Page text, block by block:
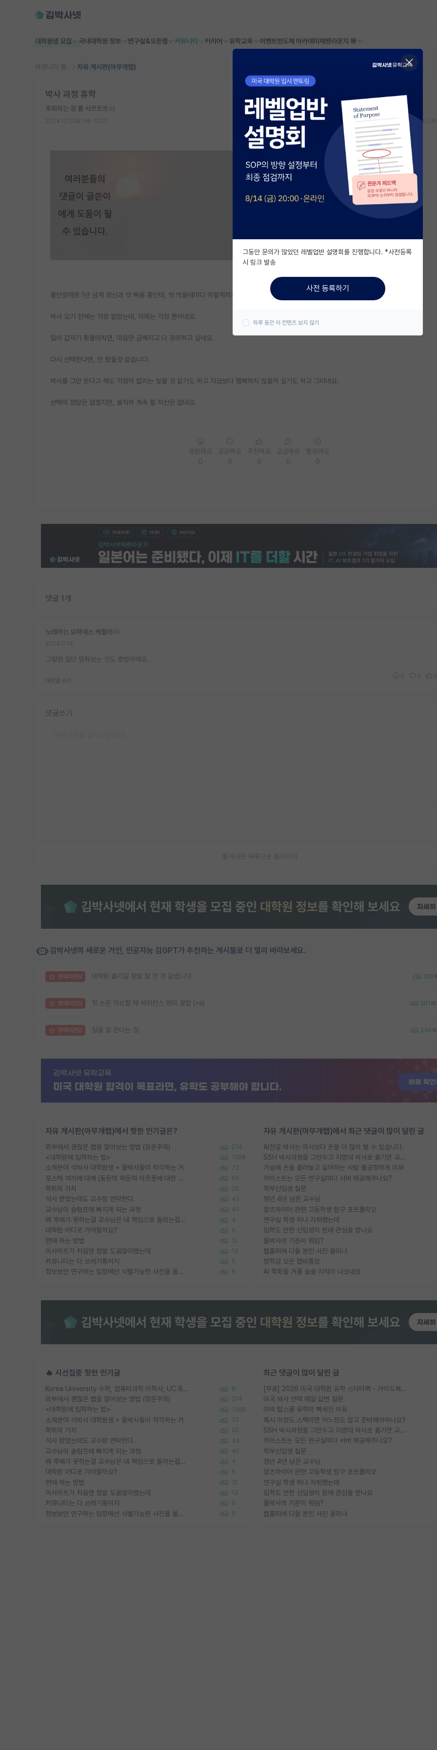
대학원생 모집 국내대학원 정보 연구실&오픈랩 커뮤니티 커리어 유학교육 이벤트반도체 아카데미 재팬라운지 🌸
커뮤니티 홈 자유 게시판(아무개랩)
박사 과정 휴학
후회하는 장 폴 사르트르
스크랩 신고하
불안장애로 1년 넘게 정신과 약 복용 중인데, 약 먹을때마다 이렇게까지 할 일인가 싶네요.
박사 오기 전에는 걱정 없었는데, 이제는 걱정 뿐이네요.
일이 갑자기 휘몰아치면, 마음만 급해지고 다 정리하고 싶네요.
다시 선택한다면, 안 왔을것 같습니다.
박사를 그만 둔다고 해도 걱정이 없지는 않을 것 같기도 하고 지금보다 행복하지 않을까 싶기도 하고 그러네요.
선택의 정답은 없겠지만, 솔직히 계속 할 자신은 없네요.
댓글 1개
노래하는 요하네스 케플러
그럴땐 일단 멈춰보는 것도 방법이예요.
대댓글 쓰기
댓글쓰기
게시판 목록으로 돌아가기
김박사넷의 새로운 거인, 인공지능 김GPT가 추천하는 게시물로 더 멀리 바라보세요.
명예의전당 대학원 옮기길 정말 잘 한 것 같습니다. 139
명예의전당 첫 논문 작성할 때 레퍼런스 정리 꿀팁 (+a) 261
명예의전당 일을 잘 한다는 것. 236
자유 게시판(아무개랩)에서 핫한 인기글은?
외부에서 괜찮은 랩을 알아보는 방법 (장문주의) 274
<대학원에 입학하는 법> 1388
소재분야 석박사 대학원생 + 물박사들이 착각하는 거 72
포스텍 억까에 대해 (동문의 학문적 아웃풋에 대한 반박) 50
학위의 가치 20
석사 받았는데도 교수랑 연락한다. 43
교수님이 슬럼프에 빠지게 되는 과정 40
왜 후배가 못하는걸 교수님은 내 책임으로 돌리는걸까요? 4
대학원 어디로 가야할까요? 5
편애 하는 방법 12
이사이트가 처음엔 정말 도움많이됐는데 13
커뮤니티는 다 쓰레기통이지 5
정보보안 연구하는 입장에선 식별가능한 사진을 올리는건 비추이긴함 5
자유 게시판(아무개랩)에서 최근 댓글이 많이 달린 글
AI전공 박사는 의사보다 돈을 더 많이 벌 수 있습니다.
SSH 박사과정을 그만두고 지방대 박사로 옮기면 교수의 꿈은 끝일까요?
가슴에 손을 올려놓고 싫어하는 사람 불공정하게 리뷰
카이스트는 모든 연구실마다 서버 제공해주나요?
학부신입생 질문
정년 4년 남은 교수님
알츠하이머 관련 고등학생 탐구 포트폴리오
연구실 학생 하나 자퇴했는데
입학도 안한 신입생이 원래 관심을 받나요
물박사의 기준이 뭐임?
랩홈피에 다들 본인 사진 올리냐
장학금 모은 랩비통장
AI 학회들 거품 슬슬 지적이 나오네요
🔥 시선집중 핫한 인기글
Korea University 수학, 컴퓨터과학 이학사, UC Berkeley 산업공학 대학원 공학박사가 되는 것은 쉽지 않겠죠? 9
외부에서 괜찮은 랩을 알아보는 방법 (장문주의) 274
<대학원에 입학하는 법> 1388
소재분야 석박사 대학원생 + 물박사들이 착각하는 거 72
학위의 가치 20
석사 받았는데도 교수랑 연락한다. 43
교수님이 슬럼프에 빠지게 되는 과정 40
왜 후배가 못하는걸 교수님은 내 책임으로 돌리는걸까요? 4
대학원 어디로 가야할까요? 5
편애 하는 방법 12
이사이트가 처음엔 정말 도움많이됐는데 13
커뮤니티는 다 쓰레기통이지 5
정보보안 연구하는 입장에선 식별가능한 사진을 올리는건 비추이긴함 5
최근 댓글이 많이 달린 글
[무료] 2026 미국 대학원 유학 스타터팩 - 가이드북 & 합격자 컨택메일 템플릿
미국 박사 컨택 메일 답변 질문
미박 탑스쿨 유학이 빡세진 이유
혹시 이정도 스펙이면 어느정도 잡고 준비해야하나요?
SSH 박사과정을 그만두고 지방대 박사로 옮기면 교수의 꿈은 끝일까요?
카이스트는 모든 연구실마다 서버 제공해주나요?
학부신입생 질문
정년 4년 남은 교수님
알츠하이머 관련 고등학생 탐구 포트폴리오
연구실 학생 하나 자퇴했는데
입학도 안한 신입생이 원래 관심을 받나요
물박사의 기준이 뭐임?
랩홈피에 다들 본인 사진 올리냐
그동안 문의가 많았던 레벨업반 설명회를 진행합니다. *사전등록
시 링크 발송
사전 등록하기
하루 동안 이 컨텐츠 보지 않기